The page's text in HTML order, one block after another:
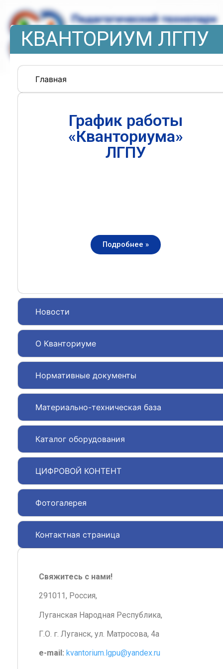
КВАНТОРИУМ ЛГПУ
Главная
Новости
О Кванториуме
Нормативные документы
Материально-техническая база
Каталог оборудования
ЦИФРОВОЙ КОНТЕНТ
Фотогалерея
Контактная страница
График работы
«Кванториума»
ЛГПУ
Подробнее »
Свяжитесь с нами!
291011, Россия,
Луганская Народная Республика,
Г.О. г. Луганск, ул. Матросова, 4а
e-mail: kvantorium.lgpu@yandex.ru